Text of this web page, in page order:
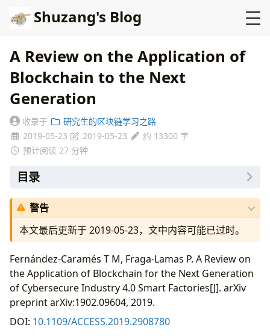
Shuzang's Blog
A Review on the Application of
Blockchain to the Next
Generation
收录于
研究生的区块链学习之路
2019-05-23
2019-05-23
约 13300 字
预计阅读 27 分钟
目录
Abstract
Introduction
On the Use of Blockchain for Industry 4.0
Applications
A. 评估在工业 4.0 应用中使用区块链的必要性
B. 用于工业应用的区块链分类
C. 用于工业 4.0 工厂的智能合约
D. 使用区块链增强其他工业 4.0 技术的好处
Blockchain-Based Industry 4.0 Application
A. IIoT
警告
本文最后更新于 2019-05-23，文中内容可能已过时。
Fernández-Caramés T M, Fraga-Lamas P. A Review on
the Application of Blockchain for the Next Generation
of Cybersecure Industry 4.0 Smart Factories[J]. arXiv
preprint arXiv:1902.09604, 2019.
DOI: 10.1109/ACCESS.2019.2908780